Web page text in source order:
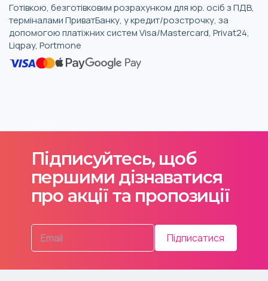
Готівкою, безготівковим розрахунком для юр. осіб з ПДВ,
терміналами ПриватБанку, у кредит/розстрочку, за
допомогою платіжних систем Visa/Mastercard, Privat24,
Liqpay, Portmone
Підписуйтесь, щоб
першими дізнаватися
про акції та пропозиції
Підписатися